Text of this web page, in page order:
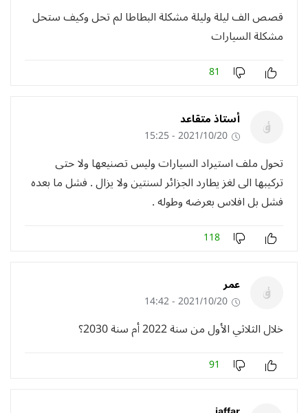
‏قصص الف ليلة وليلة ‏مشكلة البطاطا لم تحل وكيف ‏‏ستحل
مشكلة السيارات
81
أستاذ متقاعد
2021/10/20 - 15:25
تحول ملف استيراد السيارات وليس تصنيعها ولا حتى
تركيبها الى لغز يطارد الجزائر لسنتين ولا يزال . فشل ما بعده
فشل بل افلاس بعرضه وطوله .
118
عمر
2021/10/20 - 14:42
خلال الثلاثي الأول من سنة 2022 أم سنة 2030؟
91